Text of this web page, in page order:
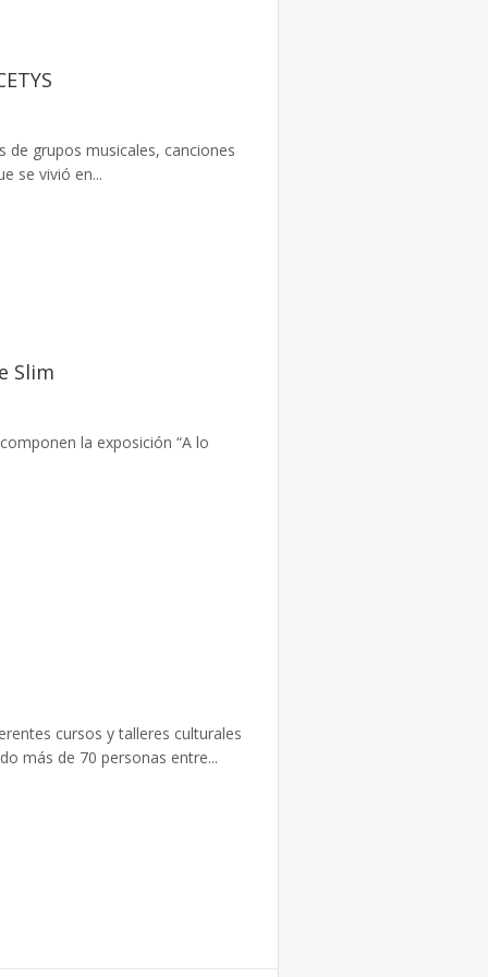
de grupos musicales, canciones
se vivió en...
Slim
la exposición “A lo
cursos y talleres culturales
más de 70 personas entre...